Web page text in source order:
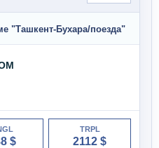
"Ташкент-Бухара/поезда"
$
TRPL
2112 $